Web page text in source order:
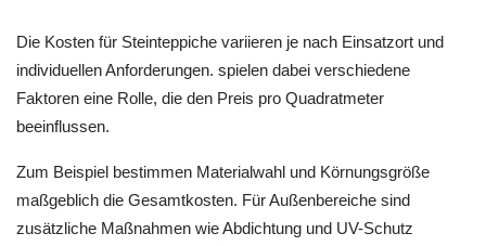
Die Kosten für Steinteppiche variieren je nach Einsatzort und
individuellen Anforderungen. spielen dabei verschiedene
Faktoren eine Rolle, die den Preis pro Quadratmeter
beeinflussen.
Zum Beispiel bestimmen Materialwahl und Körnungsgröße
maßgeblich die Gesamtkosten. Für Außenbereiche sind
zusätzliche Maßnahmen wie Abdichtung und UV-Schutz